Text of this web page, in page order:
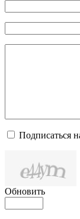
Подписаться
Обновить